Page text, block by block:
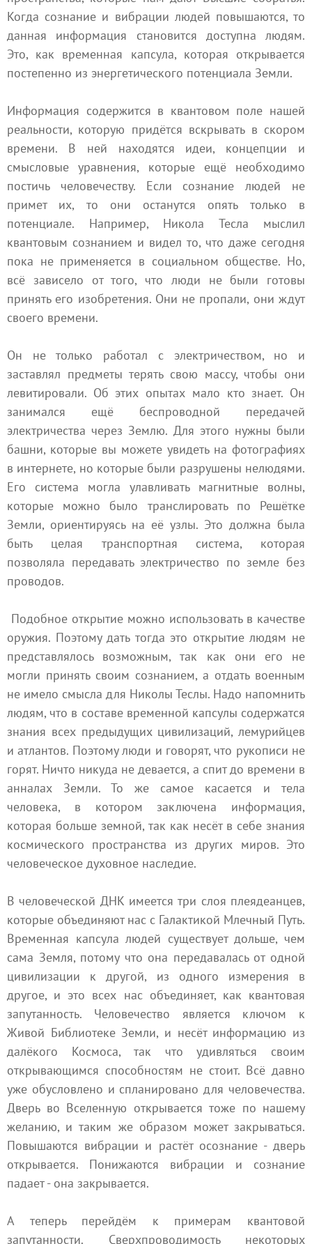
Когда сознание и вибрации людей повышаются, то
данная информация становится доступна людям.
Это, как временная капсула, которая открывается
постепенно из энергетического потенциала Земли.
Информация содержится в квантовом поле нашей
реальности, которую придётся вскрывать в скором
времени. В ней находятся идеи, концепции и
смысловые уравнения, которые ещё необходимо
постичь человечеству. Если сознание людей не
примет их, то они останутся опять только в
потенциале. Например, Никола Тесла мыслил
квантовым сознанием и видел то, что даже сегодня
пока не применяется в социальном обществе. Но,
всё зависело от того, что люди не были готовы
принять его изобретения. Они не пропали, они ждут
своего времени.
Он не только работал с электричеством, но и
заставлял предметы терять свою массу, чтобы они
левитировали. Об этих опытах мало кто знает. Он
занимался ещё беспроводной передачей
электричества через Землю. Для этого нужны были
башни, которые вы можете увидеть на фотографиях
в интернете, но которые были разрушены нелюдями.
Его система могла улавливать магнитные волны,
которые можно было транслировать по Решётке
Земли, ориентируясь на её узлы. Это должна была
быть целая транспортная система, которая
позволяла передавать электричество по земле без
проводов.
Подобное открытие можно использовать в качестве
оружия. Поэтому дать тогда это открытие людям не
представлялось возможным, так как они его не
могли принять своим сознанием, а отдать военным
не имело смысла для Николы Теслы. Надо напомнить
людям, что в составе временной капсулы содержатся
знания всех предыдущих цивилизаций, лемурийцев
и атлантов. Поэтому люди и говорят, что рукописи не
горят. Ничто никуда не девается, а спит до времени в
анналах Земли. То же самое касается и тела
человека, в котором заключена информация,
которая больше земной, так как несёт в себе знания
космического пространства из других миров. Это
человеческое духовное наследие.
В человеческой ДНК имеется три слоя плеядеанцев,
которые объединяют нас с Галактикой Млечный Путь.
Временная капсула людей существует дольше, чем
сама Земля, потому что она передавалась от одной
цивилизации к другой, из одного измерения в
другое, и это всех нас объединяет, как квантовая
запутанность. Человечество является ключом к
Живой Библиотеке Земли, и несёт информацию из
далёкого Космоса, так что удивляться своим
открывающимся способностям не стоит. Всё давно
уже обусловлено и спланировано для человечества.
Дверь во Вселенную открывается тоже по нашему
желанию, и таким же образом может закрываться.
Повышаются вибрации и растёт осознание - дверь
открывается. Понижаются вибрации и сознание
падает - она закрывается.
А теперь перейдём к примерам квантовой
запутанности. Сверхпроводимость некоторых